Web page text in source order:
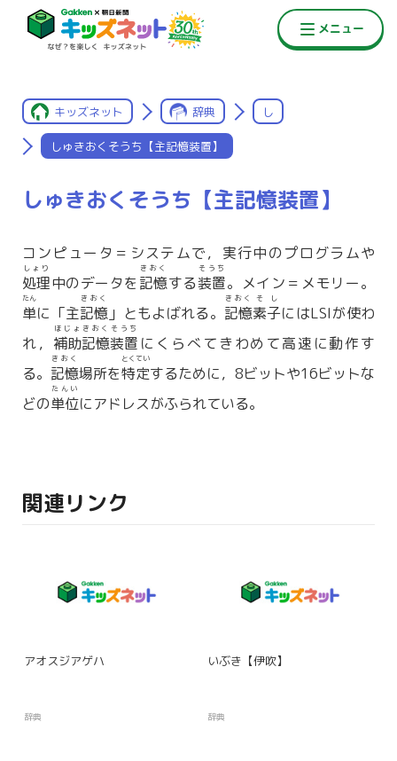
キッズネット 辞典 し
しゅきおくそうち【主記憶装置】
しゅきおくそうち【主記憶装置】
コンピュータ＝システムで，実行中のプログラムや
処理
しょり
中のデータを 記憶
きおく
する装置
そうち
。メイン＝メモリー。
単
たん
に「主記憶
きおく
」ともよばれる。 記憶
きおく
素子
そし
にはLSIが使わ
れ， 補助記憶装置
ほじょきおくそうち
にくらべてきわめて高速に動作す
る。 記憶
きおく
場所を特定
とくてい
するために，8ビットや16ビットな
どの単位
たんい
にアドレスがふられている。
関連リンク
アオスジアゲハ
辞典
いぶき【伊吹】
辞典